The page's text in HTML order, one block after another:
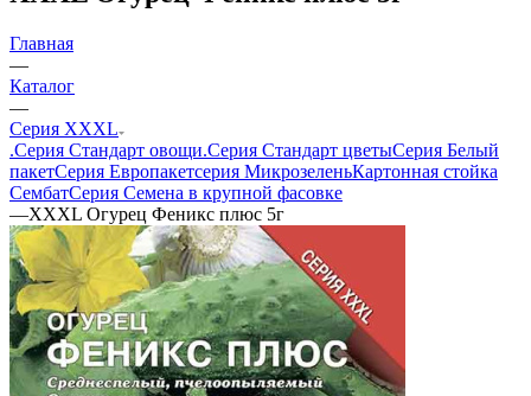
Главная
—
Каталог
—
Серия XXXL
.Серия Стандарт овощи.Серия Стандарт цветыСерия Белый
пакетСерия Европакетсерия МикрозеленьКартонная стойка
СембатСерия Семена в крупной фасовке
—ХХХL Огурец Феникс плюс 5г